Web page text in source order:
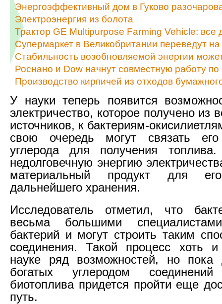
Энергоэффективный дом в Гуково
Электроэнергия из болота
Трактор GE Multipurpose Farming Vehicle: все
Супермаркет в Великобритании переведут
Стабильность возобновляемой энергии
Роснано и Dow начнут совместную работу
Производство кирпичей из отходов
У науки теперь появится
электричество, которое получено из
источников, к бактериям-
свою очередь могут связать
углерода для получения
недолговечную энергию
материальный продукт для его
дальнейшего хранения.
Исследователь отметил, что
весьма большими
бактерий и могут строить таким
соединения. Такой процесс хоть и
науке ряд возможностей, но пока
богатых углеродом
биотоплива придется пройти еще
путь.